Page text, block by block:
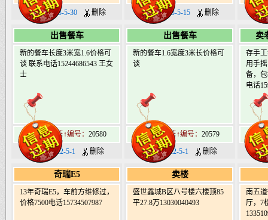
日期：2023-5-30 删除 日期：2023-5-15 删除 日
出售餐车
新的餐车长度3米宽1.6价格可
谈 联系电话15244686543 王女
士
肇东市出售↑编号： 20580
日期：2022-5-1 删除
出售餐车
新的餐车1.6宽度3米长价格可
谈
肇东市出售↑编号： 20579
日期：2022-5-1 删除
卖
存手
用手
备，
电话
肇
日
奇瑞E5
13年奇瑞E5，车前方维修过，
价格7500电话15734507987
卖楼
盛世鑫城B区八号楼六楼顶85
平27.8万13030040493
南五
厅，7